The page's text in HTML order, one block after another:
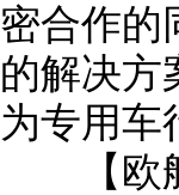
密合作的
的解决方
为专用车
【欧航